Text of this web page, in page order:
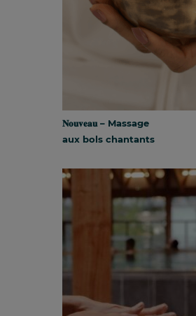
𝐍𝐨𝐮𝐯𝐞𝐚𝐮 – Massage
aux bols chantants